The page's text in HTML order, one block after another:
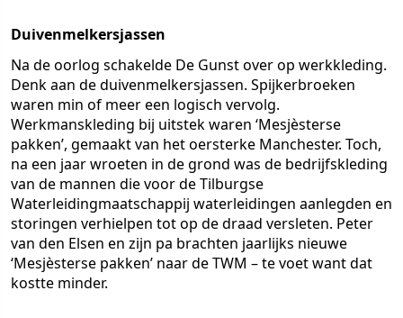
Duivenmelkersjassen
Na de oorlog schakelde De Gunst over op werkkleding.
Denk aan de duivenmelkersjassen. Spijkerbroeken
waren min of meer een logisch vervolg.
Werkmanskleding bij uitstek waren ‘Mesjèsterse
pakken’, gemaakt van het oersterke Manchester. Toch,
na een jaar wroeten in de grond was de bedrijfskleding
van de mannen die voor de Tilburgse
Waterleidingmaatschappij waterleidingen aanlegden en
storingen verhielpen tot op de draad versleten. Peter
van den Elsen en zijn pa brachten jaarlijks nieuwe
‘Mesjèsterse pakken’ naar de TWM – te voet want dat
kostte minder.